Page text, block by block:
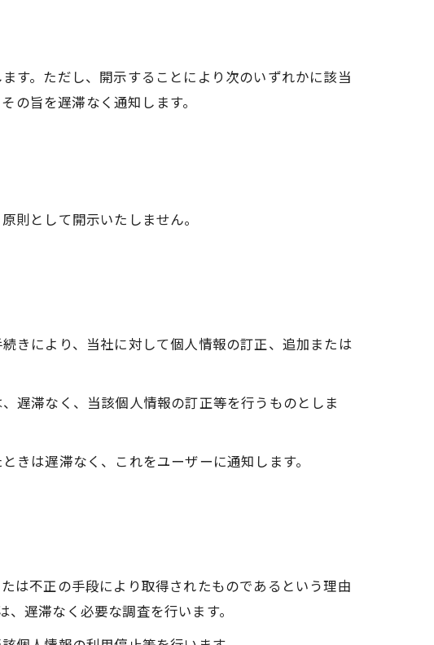
す。ただし、開示することにより次のいずれかに該当
の旨を遅滞なく通知します。
則として開示いたしません。
きにより、当社に対して個人情報の訂正、追加または
遅滞なく、当該個人情報の訂正等を行うものとしま
は遅滞なく、これをユーザーに通知します。
は不正の手段により取得されたものであるという理由
遅滞なく必要な調査を行います。